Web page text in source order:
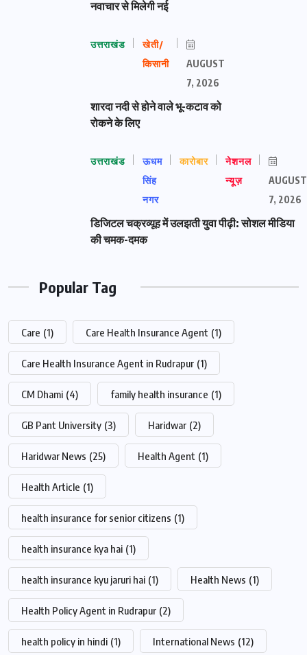
नवाचार से मिलेगी नई
उत्तराखंड
खेती/
किसानी
AUGUST
7, 2026
शारदा नदी से होने वाले भू-कटाव को
रोकने के लिए
उत्तराखंड
ऊधम
सिंह
नगर
कारोबार
नेशनल
न्यूज़
AUGUST
7, 2026
डिजिटल चक्रव्यूह में उलझती युवा पीढ़ी: सोशल मीडिया
की चमक-दमक
Popular Tag
Care (1) Care Health Insurance Agent (1)
Care Health Insurance Agent in Rudrapur (1)
CM Dhami (4) family health insurance (1)
GB Pant University (3) Haridwar (2)
Haridwar News (25) Health Agent (1)
Health Article (1)
health insurance for senior citizens (1)
health insurance kya hai (1)
health insurance kyu jaruri hai (1) Health News (1)
Health Policy Agent in Rudrapur (2)
health policy in hindi (1) International News (12)